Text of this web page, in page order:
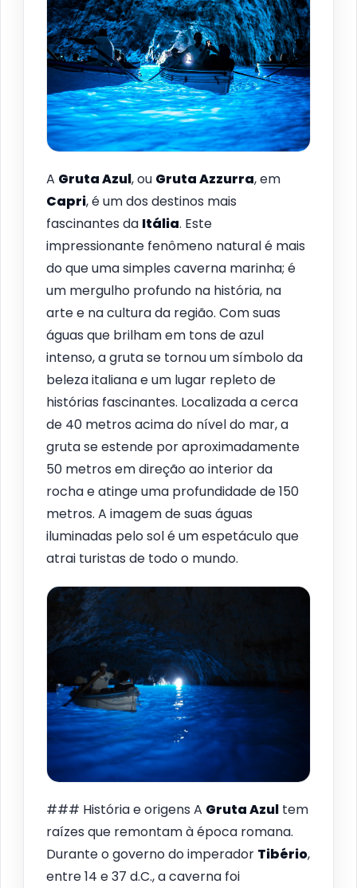
A Gruta Azul, ou Gruta Azzurra, em
Capri, é um dos destinos mais
fascinantes da Itália. Este
impressionante fenômeno natural é mais
do que uma simples caverna marinha; é
um mergulho profundo na história, na
arte e na cultura da região. Com suas
águas que brilham em tons de azul
intenso, a gruta se tornou um símbolo da
beleza italiana e um lugar repleto de
histórias fascinantes. Localizada a cerca
de 40 metros acima do nível do mar, a
gruta se estende por aproximadamente
50 metros em direção ao interior da
rocha e atinge uma profundidade de 150
metros. A imagem de suas águas
iluminadas pelo sol é um espetáculo que
atrai turistas de todo o mundo.
### História e origens A Gruta Azul tem
raízes que remontam à época romana.
Durante o governo do imperador Tibério,
entre 14 e 37 d.C., a caverna foi